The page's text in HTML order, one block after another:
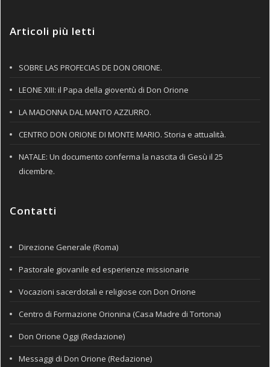
Articoli più letti
SOBRE LAS PROFECIAS DE DON ORIONE.
LEONE XIII: il Papa della gioventù di Don Orione
LA MADONNA DAL MANTO AZZURRO.
CENTRO DON ORIONE DI MONTE MARIO. Storia e attualità.
NATALE: Un documento conferma la nascita di Gesù il 25
dicembre.
Contatti
Direzione Generale (Roma)
Pastorale giovanile ed esperienze missionarie
Vocazioni sacerdotali e religiose con Don Orione
Centro di Formazione Orionina (Casa Madre di Tortona)
Don Orione Oggi (Redazione)
Messaggi di Don Orione (Redazione)